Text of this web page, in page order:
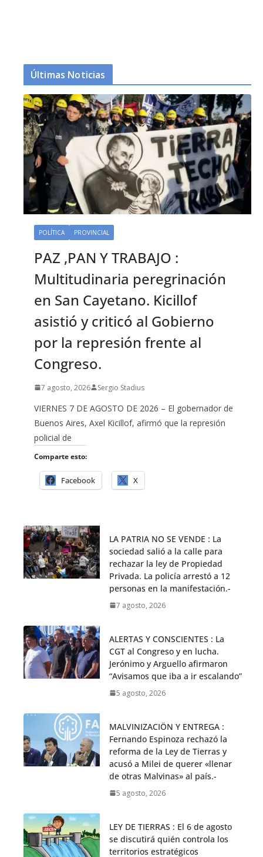
Últimas Noticias
POLÍTICA PROVINCIAL
PAZ ,PAN Y TRABAJO :
Multitudinaria peregrinación
en San Cayetano. Kicillof
asistió y criticó al Gobierno
por la represión frente al
Congreso.
7 agosto, 2026 Sergio Stadius
VIERNES 7 DE AGOSTO DE 2026 – El gobernador de
Buenos Aires, Axel Kicillof, afirmó que la represión
policial de
Comparte esto:
Facebook X
LA PATRIA NO SE VENDE : La
sociedad salió a la calle para
rechazar la ley de Propiedad
Privada. La policía arrestó a 12
personas en la manifestación.-
7 agosto, 2026
ALERTAS Y CONSCIENTES : La
CGT al Congreso y en lucha.
Jerónimo y Arguello afirmaron
“Avisamos que iba a ir escalando”
5 agosto, 2026
MALVINIZACIÖN Y ENTREGA :
Fernando Espinoza rechazó la
reforma de la Ley de Tierras y
acusó a Milei de querer «llenar
de otras Malvinas» al país.-
5 agosto, 2026
LEY DE TIERRAS : El 6 de agosto
se discutirá quién controla los
territorios estratégicos